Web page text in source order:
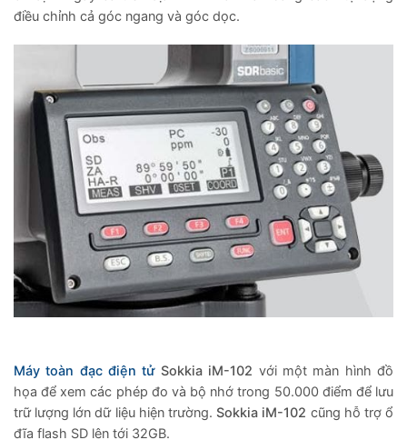
điều chỉnh cả góc ngang và góc dọc.
Máy toàn đạc điện tửSokkia iM-102 với một màn hình đồ
họa để xem các phép đo và bộ nhớ trong 50.000 điểm để lưu
trữ lượng lớn dữ liệu hiện trường.Sokkia iM-102 cũng hỗ trợ ổ
đĩa flash SD lên tới 32GB.